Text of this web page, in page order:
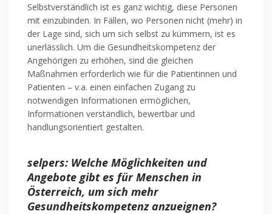
Selbstverständlich ist es ganz wichtig, diese Personen
mit einzubinden. In Fällen, wo Personen nicht (mehr) in
der Lage sind, sich um sich selbst zu kümmern, ist es
unerlässlich. Um die Gesundheitskompetenz der
Angehörigen zu erhöhen, sind die gleichen
Maßnahmen erforderlich wie für die Patientinnen und
Patienten – v.a. einen einfachen Zugang zu
notwendigen Informationen ermöglichen,
Informationen verständlich, bewertbar und
handlungsorientiert gestalten.
selpers: Welche Möglichkeiten und
Angebote gibt es für Menschen in
Österreich, um sich mehr
Gesundheitskompetenz anzueignen?